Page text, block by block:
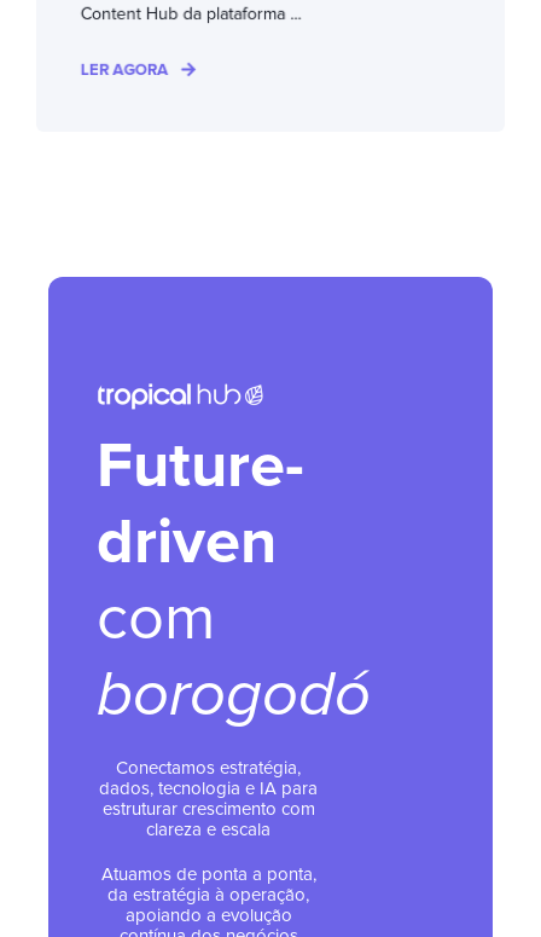
Content Hub da plataforma ...
LER AGORA
Future-
driven
com
borogodó
Conectamos estratégia,
dados, tecnologia e IA para
estruturar crescimento com
clareza e escala
Atuamos de ponta a ponta,
da estratégia à operação,
apoiando a evolução